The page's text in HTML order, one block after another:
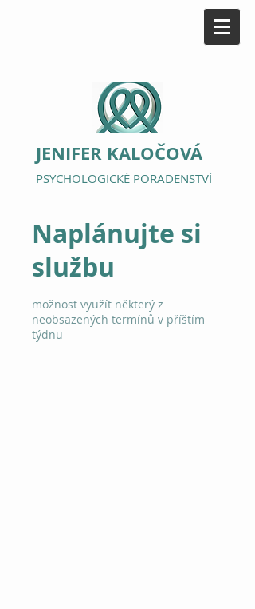
JENIFER KALOČOVÁ
PSYCHOLOGICKÉ PORADENSTVÍ
Naplánujte si
službu
možnost využít některý z
neobsazených termínů v příštím
týdnu